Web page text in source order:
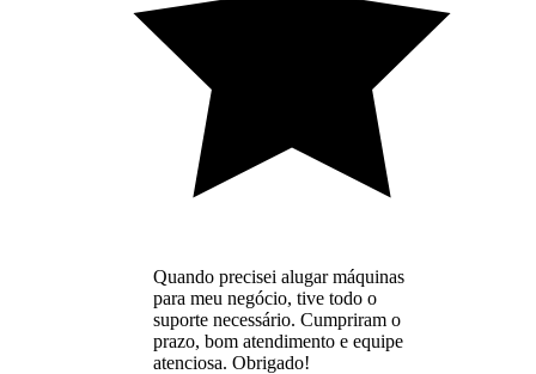
Quando precisei alugar máquinas
para meu negócio, tive todo o
suporte necessário. Cumpriram o
prazo, bom atendimento e equipe
atenciosa. Obrigado!